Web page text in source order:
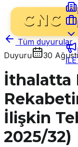
Tüm duyurular
Duyuru
30
İthalatta
İlişkin
2025/32)